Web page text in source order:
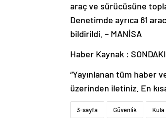
araç ve sürücüsüne
Denetimde ayrıca 61
bildirildi. – MANİSA
Haber Kaynak :
“Yayınlanan tüm haber
üzerinden iletiniz. En
3-sayfa Güvenlik Kula